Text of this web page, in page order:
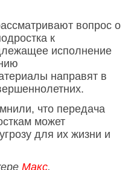
вопрос о
к
исполнение
направят в
что передача
может
для их жизни и
Макс.